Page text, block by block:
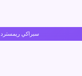
سبراكي ريمسترد